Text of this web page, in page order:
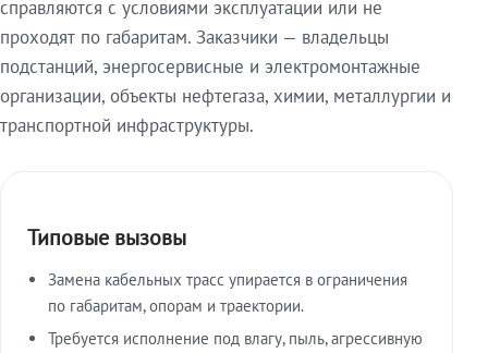
справляются с условиями эксплуатации или не
проходят по габаритам. Заказчики — владельцы
подстанций, энергосервисные и электромонтажные
организации, объекты нефтегаза, химии, металлургии и
транспортной инфраструктуры.
Типовые вызовы
Замена кабельных трасс упирается в ограничения
по габаритам, опорам и траектории.
Требуется исполнение под влагу, пыль, агрессивную